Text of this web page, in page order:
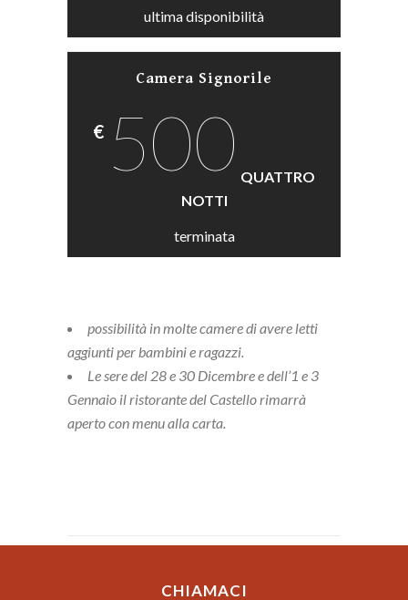
ultima disponibilità
Camera Signorile
€ 500 QUATTRO
NOTTI
terminata
possibilità in molte camere di avere letti
aggiunti per bambini e ragazzi.
Le sere del 28 e 30 Dicembre e dell’1 e 3
Gennaio il ristorante del Castello rimarrà
aperto con menu alla carta.
CHIAMACI